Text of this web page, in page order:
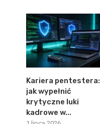
Kariera pentestera:
jak wypełnić
krytyczne luki
kadrowe w...